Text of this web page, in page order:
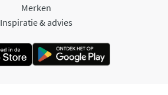
Merken
Inspiratie & advies